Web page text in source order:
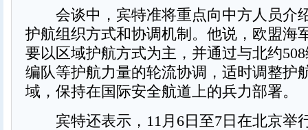
会谈中，宾特准将重点向中方人员介
护航组织方式和协调机制。他说，欧盟海
要以区域护航方式为主，并通过与北约
编队等护航力量的轮流协调，适时调整护
域，保持在国际安全航道上的兵力部署。
宾特还表示，11月6日至7日在北京举